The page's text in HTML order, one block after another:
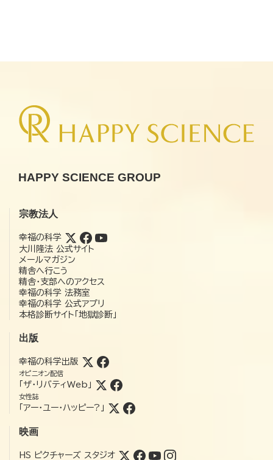
HAPPY SCIENCE GROUP
宗教法人
幸福の科学
大川隆法 公式サイト
メールマガジン
精舎へ行こう
精舎・支部へのアクセス
幸福の科学 法務室
幸福の科学 公式アプリ
本格診断サイト「地獄診断」
出版
幸福の科学出版
オピニオン配信
「ザ・リバティWeb」
女性誌
「アー・ユー・ハッピー?」
映画
HS ピクチャーズ スタジオ